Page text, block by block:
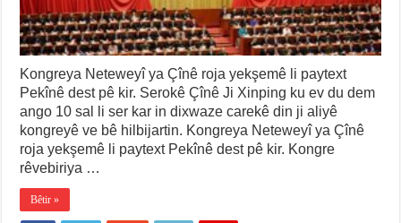
Kongreya Neteweyî ya Çînê roja yekşemê li paytext
Pekînê dest pê kir. Serokê Çînê Ji Xinping ku ev du dem
ango 10 sal li ser kar in dixwaze carekê din ji aliyê
kongreyê ve bê hilbijartin. Kongreya Neteweyî ya Çînê
roja yekşemê li paytext Pekînê dest pê kir. Kongre
rêvebiriya …
Bêtir »